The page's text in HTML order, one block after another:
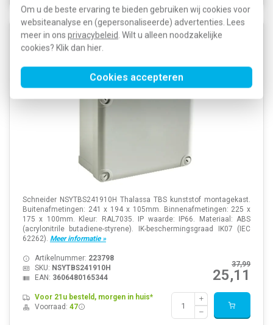
Om u de beste ervaring te bieden gebruiken wij cookies voor
websiteanalyse en (gepersonaliseerde) advertenties. Lees
meer in ons privacybeleid. Wilt u alleen noodzakelijke
cookies? Klik dan hier.
Cookies accepteren
Schneider NSYTBS241910H montagekast ABS +
deksel 241x194x105mm IP66-IK07 TBS/TBP RAL7035
Schneider NSYTBS241910H Thalassa TBS kunststof montagekast.
Buitenafmetingen: 241 x 194 x 105mm. Binnenafmetingen: 225 x
175 x 100mm. Kleur: RAL7035. IP waarde: IP66. Materiaal: ABS
(acrylonitrile butadiene-styrene). IK-beschermingsgraad IK07 (IEC
62262). Meer informatie »
37,99
25,11
Artikelnummer: 223798
SKU: NSYTBS241910H
EAN: 3606480165344
Voor 21u besteld, morgen in huis*
Voorraad: 47